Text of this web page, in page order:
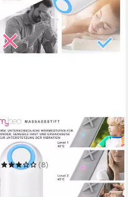
MYBEO
Massagegerät Massagestift
Vibrationsstift, Vibration und
Wärmeeffekt, elektrisch
(8)
39,99 €